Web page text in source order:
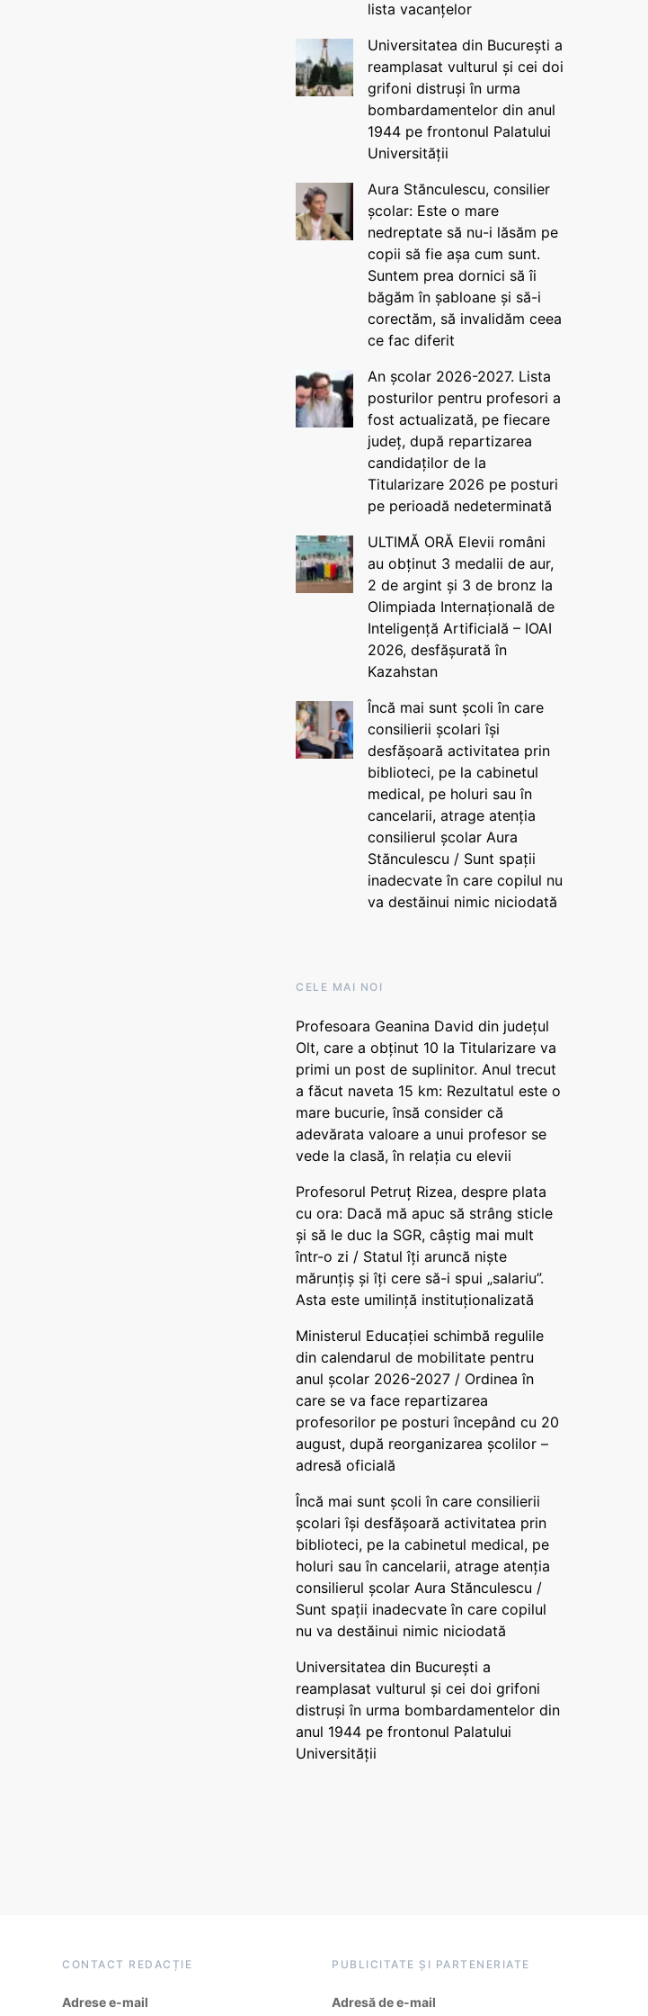
lista vacanțelor
Universitatea din București a
reamplasat vulturul și cei doi
grifoni distruși în urma
bombardamentelor din anul
1944 pe frontonul Palatului
Universității
Aura Stănculescu, consilier
școlar: Este o mare
nedreptate să nu-i lăsăm pe
copii să fie așa cum sunt.
Suntem prea dornici să îi
băgăm în șabloane și să-i
corectăm, să invalidăm ceea
ce fac diferit
An școlar 2026-2027. Lista
posturilor pentru profesori a
fost actualizată, pe fiecare
județ, după repartizarea
candidaților de la
Titularizare 2026 pe posturi
pe perioadă nedeterminată
ULTIMĂ ORĂ Elevii români
au obținut 3 medalii de aur,
2 de argint și 3 de bronz la
Olimpiada Internațională de
Inteligență Artificială – IOAI
2026, desfășurată în
Kazahstan
Încă mai sunt școli în care
consilierii școlari își
desfășoară activitatea prin
biblioteci, pe la cabinetul
medical, pe holuri sau în
cancelarii, atrage atenția
consilierul școlar Aura
Stănculescu / Sunt spații
inadecvate în care copilul nu
va destăinui nimic niciodată
CELE MAI NOI
Profesoara Geanina David din județul
Olt, care a obținut 10 la Titularizare va
primi un post de suplinitor. Anul trecut
a făcut naveta 15 km: Rezultatul este o
mare bucurie, însă consider că
adevărata valoare a unui profesor se
vede la clasă, în relația cu elevii
Profesorul Petruț Rizea, despre plata
cu ora: Dacă mă apuc să strâng sticle
și să le duc la SGR, câștig mai mult
într-o zi / Statul îți aruncă niște
mărunțiș și îți cere să-i spui „salariu”.
Asta este umilință instituționalizată
Ministerul Educației schimbă regulile
din calendarul de mobilitate pentru
anul școlar 2026-2027 / Ordinea în
care se va face repartizarea
profesorilor pe posturi începând cu 20
august, după reorganizarea școlilor –
adresă oficială
Încă mai sunt școli în care consilierii
școlari își desfășoară activitatea prin
biblioteci, pe la cabinetul medical, pe
holuri sau în cancelarii, atrage atenția
consilierul școlar Aura Stănculescu /
Sunt spații inadecvate în care copilul
nu va destăinui nimic niciodată
Universitatea din București a
reamplasat vulturul și cei doi grifoni
distruși în urma bombardamentelor din
anul 1944 pe frontonul Palatului
Universității
CONTACT REDACȚIE
Adrese e-mail
PUBLICITATE ȘI PARTENERIATE
Adresă de e-mail